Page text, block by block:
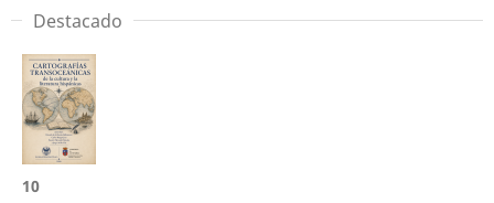
Destacado
10